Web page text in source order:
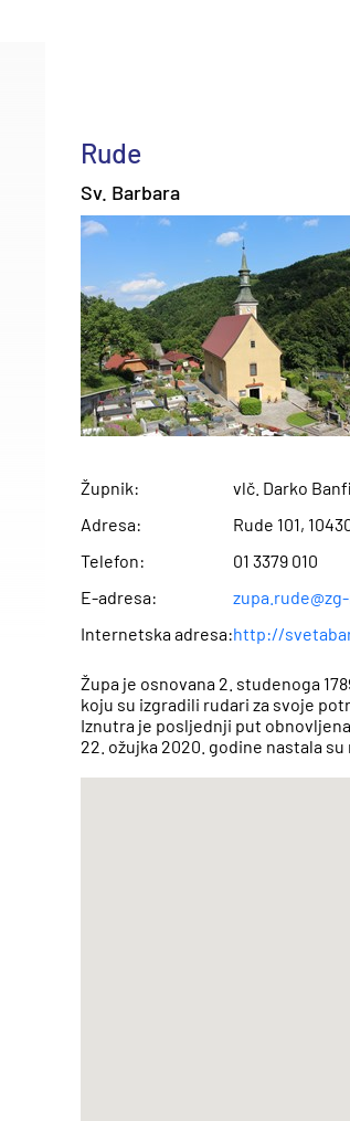
Rude
Sv. Barbara
Župnik:
vlč. Darko
Adresa:
Rude 101,
Telefon:
01 3379 010
E-adresa:
Internetska adresa:http://
Župa je osnovana 2. studenoga
koju su izgradili rudari za svoje
Iznutra je posljednji put
22. ožujka 2020. godine nastala